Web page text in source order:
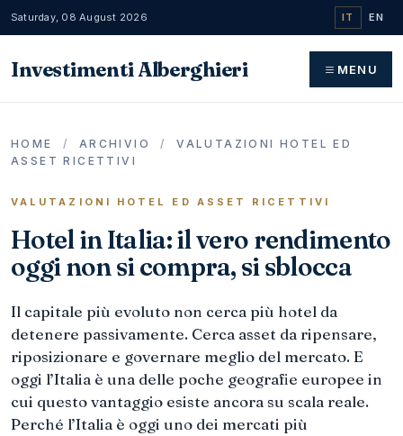
Saturday, 08 August 2026 IT EN
Investimenti Alberghieri MENU
HOME / ARCHIVIO /
VALUTAZIONI HOTEL ED
ASSET RICETTIVI
VALUTAZIONI HOTEL ED ASSET RICETTIVI
Hotel in Italia: il vero rendimento
oggi non si compra, si sblocca
Il capitale più evoluto non cerca più hotel da
detenere passivamente. Cerca asset da ripensare,
riposizionare e governare meglio del mercato. E
oggi l’Italia è una delle poche geografie europee in
cui questo vantaggio esiste ancora su scala reale.
Perché l’Italia è oggi uno dei mercati più